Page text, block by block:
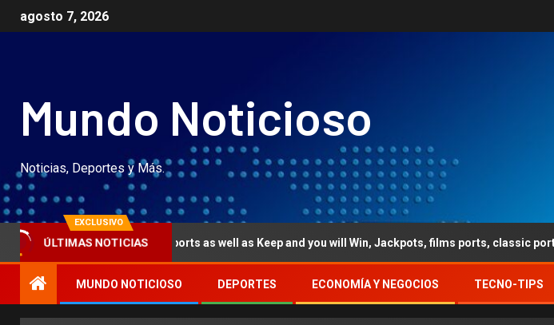
agosto 7, 2026
Mundo Noticioso
Noticias, Deportes y Más.
EXCLUSIVO
ÚLTIMAS NOTICIAS
numerous ports as well as Keep and you will Win, Jackpots, films ports, classic ports, and more!
MUNDO NOTICIOSO DEPORTES ECONOMÍA Y NEGOCIOS TECNO-TIPS